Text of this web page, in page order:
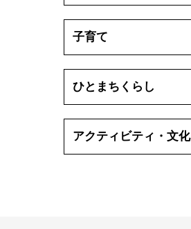
子育て
ひとまちくらし
アクティビティ・文化